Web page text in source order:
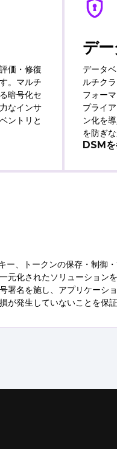
価・修復
。マルチ
暗号化セ
なインサ
ントリと
デ
データ
ルチク
フォー
プライ
ン化を
を防ぎ
DSM
ー、トークンの保存・制御
元化されたソリューション
署名を施し、アプリケーシ
発生していないことを保証